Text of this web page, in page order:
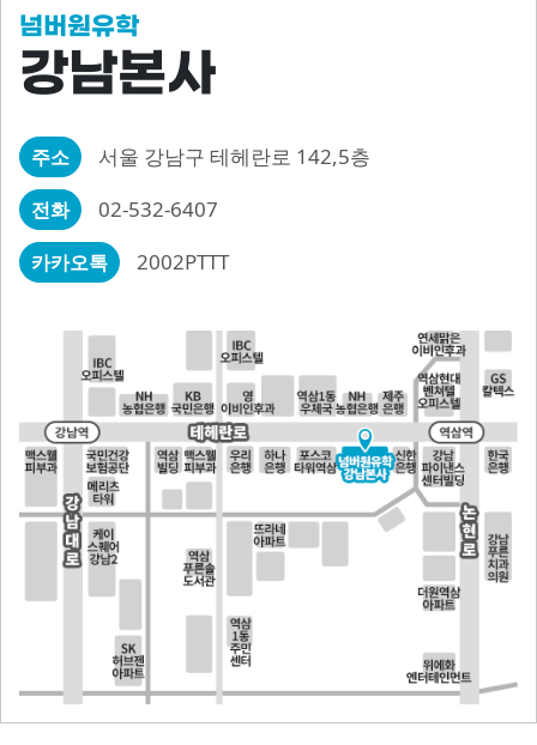
넘버원유학
강남본사
주소 서울 강남구 테헤란로 142,5층
전화 02-532-6407
카카오톡 2002PTTT